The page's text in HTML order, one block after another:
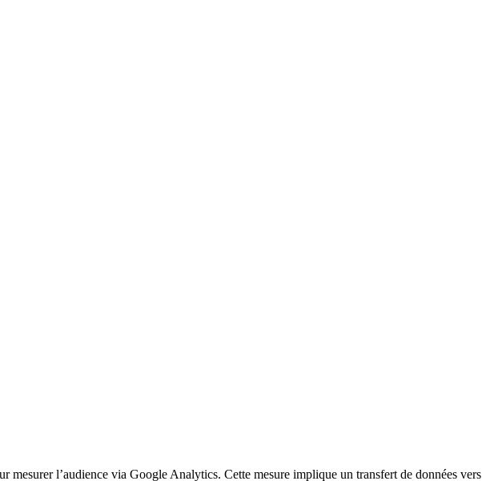
l’audience via Google Analytics. Cette mesure implique un transfert de données vers